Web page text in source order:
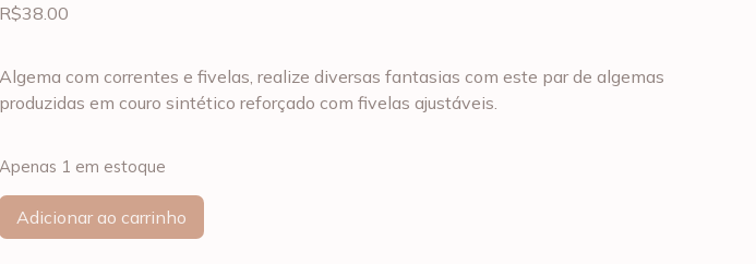
R$38.00
Algema com correntes e fivelas, realize diversas fantasias com este par de algemas
produzidas em couro sintético reforçado com fivelas ajustáveis.
Apenas 1 em estoque
Adicionar ao carrinho